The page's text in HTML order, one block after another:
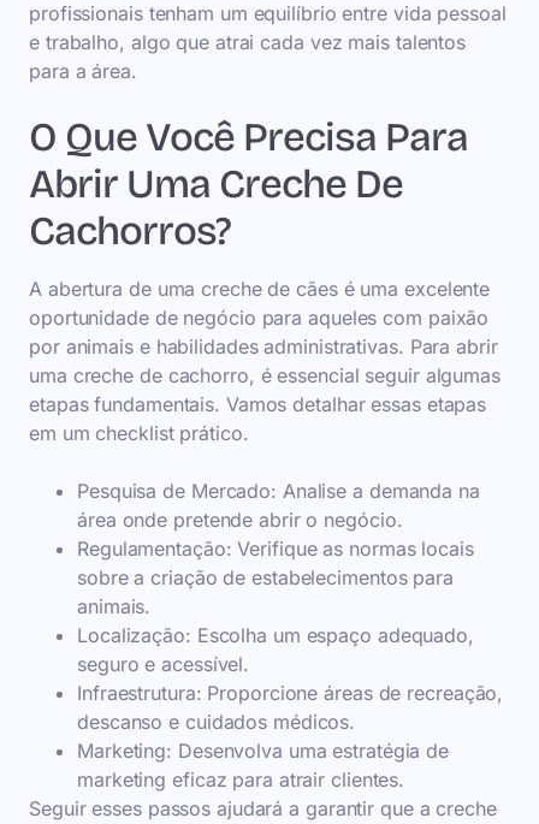
profissionais tenham um equilíbrio entre vida pessoal
e trabalho, algo que atrai cada vez mais talentos
para a área.
O Que Você Precisa Para
Abrir Uma Creche De
Cachorros?
A abertura de uma creche de cães é uma excelente
oportunidade de negócio para aqueles com paixão
por animais e habilidades administrativas. Para abrir
uma creche de cachorro, é essencial seguir algumas
etapas fundamentais. Vamos detalhar essas etapas
em um checklist prático.
Pesquisa de Mercado: Analise a demanda na
área onde pretende abrir o negócio.
Regulamentação: Verifique as normas locais
sobre a criação de estabelecimentos para
animais.
Localização: Escolha um espaço adequado,
seguro e acessível.
Infraestrutura: Proporcione áreas de recreação,
descanso e cuidados médicos.
Marketing: Desenvolva uma estratégia de
marketing eficaz para atrair clientes.
Seguir esses passos ajudará a garantir que a creche